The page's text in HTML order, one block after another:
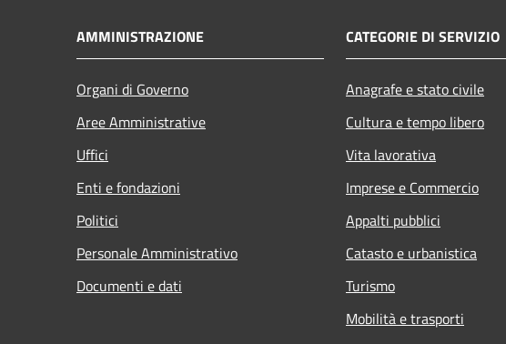
AMMINISTRAZIONE
Organi di Governo
Aree Amministrative
Uffici
Enti e fondazioni
Politici
Personale Amministrativo
Documenti e dati
CATEGORIE DI SERVIZIO
Anagrafe e stato civile
Cultura e tempo libero
Vita lavorativa
Imprese e Commercio
Appalti pubblici
Catasto e urbanistica
Turismo
Mobilità e trasporti